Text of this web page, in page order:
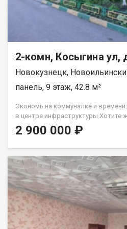
2-комн, Косыгина ул,
Новокузнецк,
панель, 9 этаж, 42.8 м²
Экономь на коммуналке и
в центре инфраструктуры Хотите
расположением, но не
предыдущих хозяев? Это ваш
Самое дорогое уже сделано. ·
остекление лоджии в гостинной ·
частично · Новый радиатор и
гостиной. · Вам осталось только
двери (выбрать цвета и
именно вам). 2. Экономия на
отопление и содержание жилья
43 кв.м. Это существенно меньше,
2 900 000 ₽